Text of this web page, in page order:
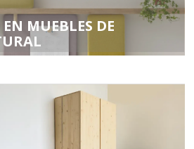
POR AMBIENTES
Baño
Dormitorio juvenil
Oficina y otros
MUEBLES DE